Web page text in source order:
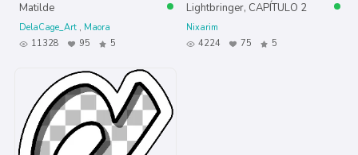
Matilde
DelaCage_Art
Maora
11328
95 5
Lightbringer, CAPÍTULO 2
Nixarim
4224
75 5